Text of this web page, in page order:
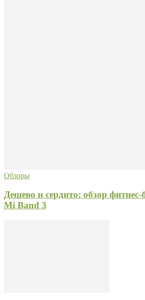
Обзоры
Дешево и сердито: обзор
Mi Band 3